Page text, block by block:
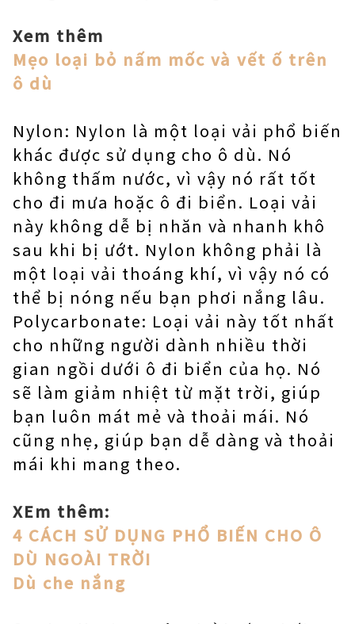
Xem thêm
Mẹo loại bỏ nấm mốc và vết ố trên
ô dù
Nylon: Nylon là một loại vải phổ biến
khác được sử dụng cho ô dù. Nó
không thấm nước, vì vậy nó rất tốt
cho đi mưa hoặc ô đi biển. Loại vải
này không dễ bị nhăn và nhanh khô
sau khi bị ướt. Nylon không phải là
một loại vải thoáng khí, vì vậy nó có
thể bị nóng nếu bạn phơi nắng lâu.
Polycarbonate: Loại vải này tốt nhất
cho những người dành nhiều thời
gian ngồi dưới ô đi biển của họ. Nó
sẽ làm giảm nhiệt từ mặt trời, giúp
bạn luôn mát mẻ và thoải mái. Nó
cũng nhẹ, giúp bạn dễ dàng và thoải
mái khi mang theo.
XEm thêm:
4 CÁCH SỬ DỤNG PHỔ BIẾN CHO Ô
DÙ NGOÀI TRỜI
Dù che nắng